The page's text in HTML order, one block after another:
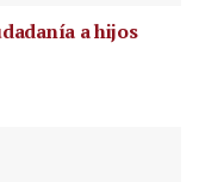
a hijos